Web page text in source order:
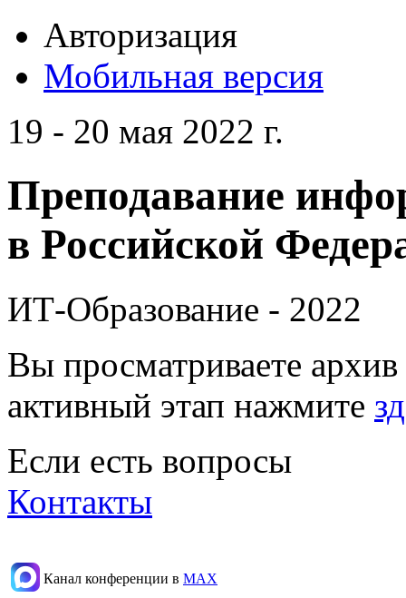
Авторизация
Мобильная версия
19 - 20 мая 2022 г.
Преподавание
в Российской
ИТ-Образование - 2022
Вы просматриваете
активный этап нажмите
Если есть вопросы
Контакты
Канал конференции в МАХ